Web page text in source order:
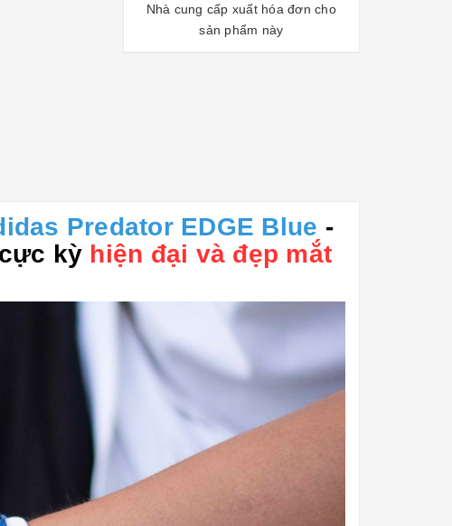
Nhà cung cấp xuất hóa đơn cho
sản phẩm này
Predator EDGE Blue -
kỳ hiện đại và đẹp mắt